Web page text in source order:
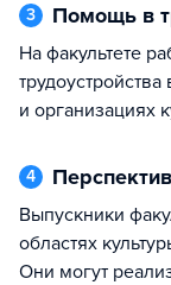
3 Помощь в
На факультете работает система организации практики и
и организациях
4
Выпускники факультета могут работать в различных
областях
Они могут